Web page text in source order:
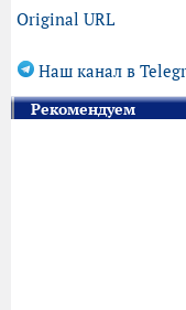
Original URL
Наш канал в
Рекомендуем